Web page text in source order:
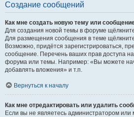
Создание сообщений
Как мне создать новую тему или
Для создания новой темы в форуме
Для размещения сообщения в теме
Возможно, придётся зарегистрироваться,
сообщение. Перечень ваших прав доступа
форума или темы. Например: «Вы можете
добавлять вложения» и т.п.
Вернуться к началу
Как мне отредактировать или удалить
Если вы не являетесь администратором